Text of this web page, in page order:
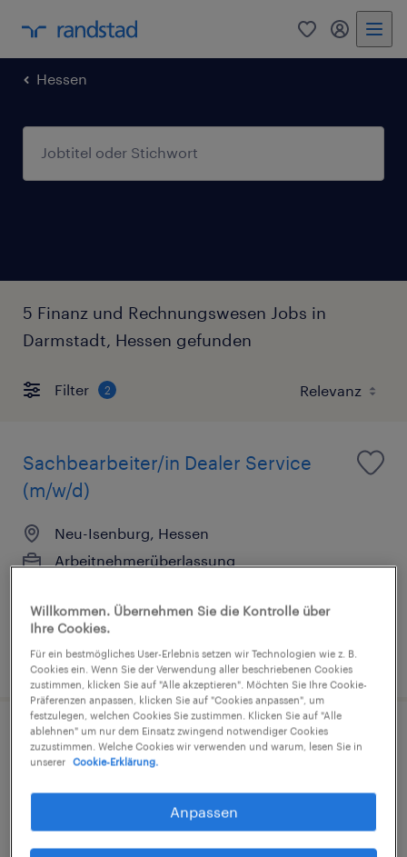
0 Mein
Hessen
5 Finanz und Rechnungswesen Jobs in
Darmstadt, Hessen gefunden
Filter 2
Sachbearbeiter/in Dealer Service
(m/w/d)
Neu-Isenburg, Hessen
Arbeitnehmerüberlassung
Finanz- und Rechnungswesen
5. August 2026
Sachbearbeiter/in Backoffice (m/w/d)
Arbeitnehmerüberlassung
Willkommen. Übernehmen Sie die Kontrolle über
Ihre Cookies.
Für ein bestmögliches User-Erlebnis setzen wir Technologien wie z. B.
Cookies ein. Wenn Sie der Verwendung aller beschriebenen Cookies
zustimmen, klicken Sie auf "Alle akzeptieren". Möchten Sie Ihre Cookie-
Präferenzen anpassen, klicken Sie auf "Cookies anpassen", um
festzulegen, welchen Cookies Sie zustimmen. Klicken Sie auf "Alle
ablehnen" um nur dem Einsatz zwingend notwendiger Cookies
zuzustimmen. Welche Cookies wir verwenden und warum, lesen Sie in
unserer
Cookie-Erklärung.
Anpassen